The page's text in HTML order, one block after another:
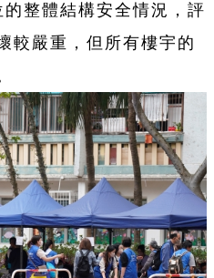
整體結構安全情況，評
較嚴重，但所有樓宇的